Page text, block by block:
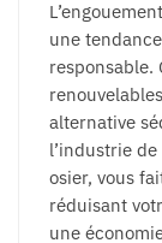
une
responsable.
alternative
l’industrie
osier, vous
réduisant
une